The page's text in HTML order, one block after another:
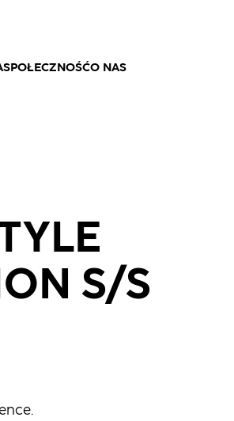
SPOŁECZNOŚĆO NAS
S/S